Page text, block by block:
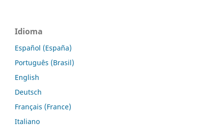
Idioma
Español (España)
Português (Brasil)
English
Deutsch
Français (France)
Italiano